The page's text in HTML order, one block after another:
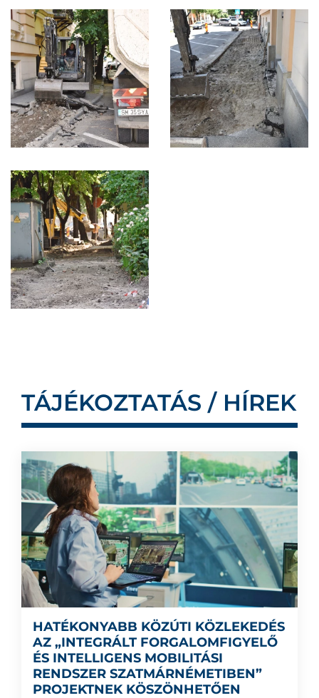
TÁJÉKOZTATÁS / HÍREK
HATÉKONYABB KÖZÚTI KÖZLEKEDÉS
AZ „INTEGRÁLT FORGALOMFIGYELŐ
ÉS INTELLIGENS MOBILITÁSI
RENDSZER SZATMÁRNÉMETIBEN”
PROJEKTNEK KÖSZÖNHETŐEN